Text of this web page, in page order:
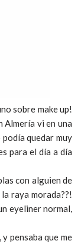
sobre make up!
Almería vi en una
quedar muy
para el día a día
con alguien de
raya morada??!
eyeliner normal,
y pensaba que me